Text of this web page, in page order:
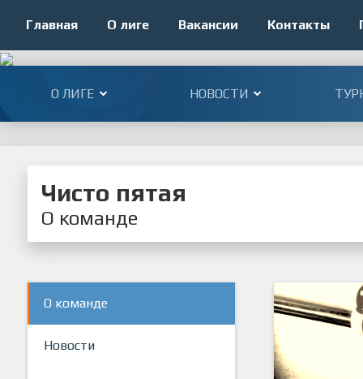
Главная О лиге Вакансии Контакты
О ЛИГЕ НОВОСТИ
Чисто пятая
О команде
О команде
Новости